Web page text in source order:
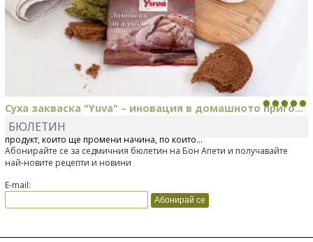
Суха закваска "Yuva" – иновация в домашното приго...
Отскоро Лесафр България стартира предлагането на изцяло нов
продукт, който ще промени начина, по който...
БЮЛЕТИН
Абонирайте се за седмичния бюлетин на Бон Апети и получавайте
най-новите рецепти и новини
E-mail: